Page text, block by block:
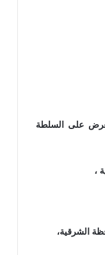
بيئية وجاري العرض على السلطة
الشرقية،